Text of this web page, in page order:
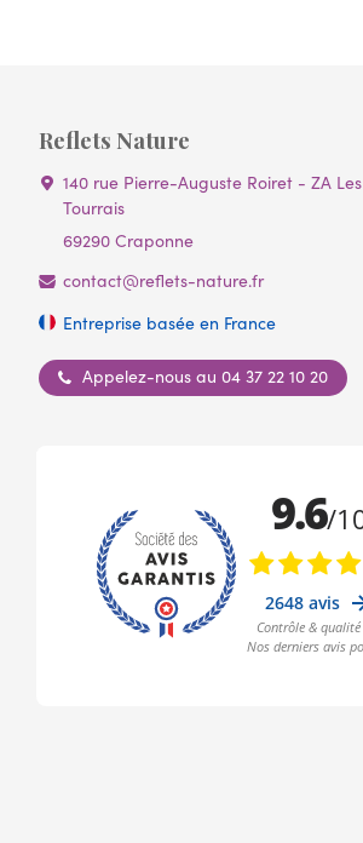
Reflets Nature
140 rue Pierre-Auguste Roiret - ZA Les
Tourrais
69290 Craponne
contact@reflets-nature.fr
Entreprise basée en France
Appelez-nous au 04 37 22 10 20